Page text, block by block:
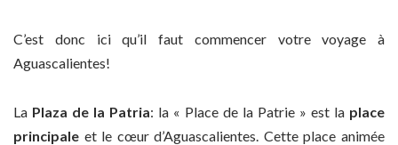
C’est donc ici qu’il faut commencer votre voyage à
Aguascalientes!
La Plaza de la Patria: la « Place de la Patrie » est la place
principale et le cœur d’Aguascalientes. Cette place animée